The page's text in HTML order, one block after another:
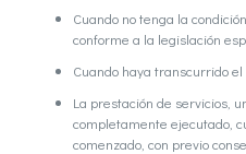
Cuando no tenga la
conforme a la legislación
Cuando haya transcurrido
La prestación de servicios,
completamente ejecutado,
comenzado, con previo